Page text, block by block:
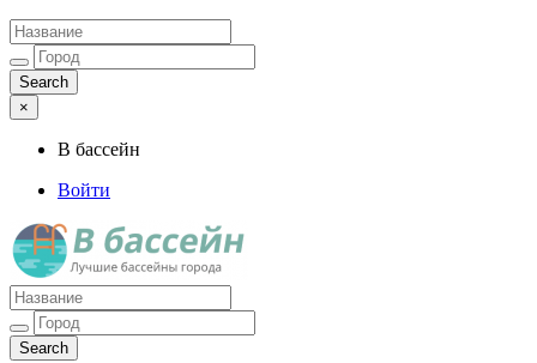
×
В бассейн
Войти
Лучшие бассейны города